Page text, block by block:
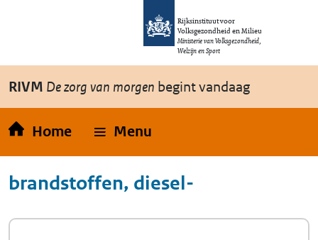
Overslaan en naar de inhoud gaan
Rijksinstituut voor
Volksgezondheid en Milieu
Ministerie van Volksgezondheid,
Welzijn en Sport
RIVM De zorg van morgen begint vandaag
Home Menu
brandstoffen, diesel-